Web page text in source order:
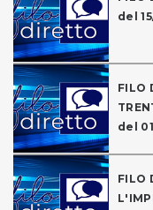
del
FILO
del
FILO